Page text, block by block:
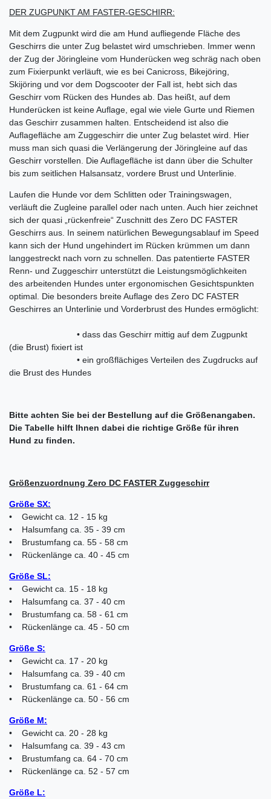
DER ZUGPUNKT AM FASTER-GESCHIRR:
Mit dem Zugpunkt wird die am Hund aufliegende Fläche des
Geschirrs die unter Zug belastet wird umschrieben. Immer wenn
der Zug der Jöringleine vom Hunderücken weg schräg nach oben
zum Fixierpunkt verläuft, wie es bei Canicross, Bikejöring,
Skijöring und vor dem Dogscooter der Fall ist, hebt sich das
Geschirr vom Rücken des Hundes ab. Das heißt, auf dem
Hunderücken ist keine Auflage, egal wie viele Gurte und Riemen
das Geschirr zusammen halten. Entscheidend ist also die
Auflagefläche am Zuggeschirr die unter Zug belastet wird. Hier
muss man sich quasi die Verlängerung der Jöringleine auf das
Geschirr vorstellen. Die Auflagefläche ist dann über die Schulter
bis zum seitlichen Halsansatz, vordere Brust und Unterlinie.
Laufen die Hunde vor dem Schlitten oder Trainingswagen,
verläuft die Zugleine parallel oder nach unten. Auch hier zeichnet
sich der quasi „rückenfreie“ Zuschnitt des Zero DC FASTER
Geschirrs aus. In seinem natürlichen Bewegungsablauf im Speed
kann sich der Hund ungehindert im Rücken krümmen um dann
langgestreckt nach vorn zu schnellen. Das patentierte FASTER
Renn- und Zuggeschirr unterstützt die Leistungsmöglichkeiten
des arbeitenden Hundes unter ergonomischen Gesichtspunkten
optimal. Die besonders breite Auflage des Zero DC FASTER
Geschirres an Unterlinie und Vorderbrust des Hundes ermöglicht:
• dass das Geschirr mittig auf dem Zugpunkt
(die Brust) fixiert ist
• ein großflächiges Verteilen des Zugdrucks auf
die Brust des Hundes
Bitte achten Sie bei der Bestellung auf die Größenangaben.
Die Tabelle hilft Ihnen dabei die richtige Größe für ihren
Hund zu finden.
Größenzuordnung Zero DC FASTER Zuggeschirr
Größe SX:
• Gewicht ca. 12 - 15 kg
• Halsumfang ca. 35 - 39 cm
• Brustumfang ca. 55 - 58 cm
• Rückenlänge ca. 40 - 45 cm
Größe SL:
• Gewicht ca. 15 - 18 kg
• Halsumfang ca. 37 - 40 cm
• Brustumfang ca. 58 - 61 cm
• Rückenlänge ca. 45 - 50 cm
Größe S:
• Gewicht ca. 17 - 20 kg
• Halsumfang ca. 39 - 40 cm
• Brustumfang ca. 61 - 64 cm
• Rückenlänge ca. 50 - 56 cm
Größe M:
• Gewicht ca. 20 - 28 kg
• Halsumfang ca. 39 - 43 cm
• Brustumfang ca. 64 - 70 cm
• Rückenlänge ca. 52 - 57 cm
Größe L: